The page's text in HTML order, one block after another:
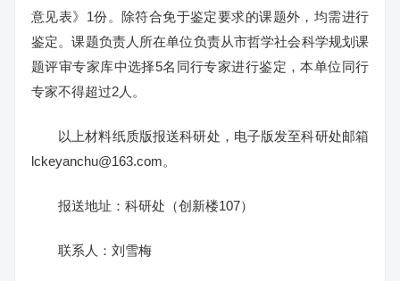
意见表》1份。除符合免于鉴定要求的课题外，均需进行
鉴定。课题负责人所在单位负责从市哲学社会科学规划课
题评审专家库中选择5名同行专家进行鉴定，本单位同行
专家不得超过2人。
以上材料纸质版报送科研处，电子版发至科研处邮箱
lckeyanchu@163.com。
报送地址：科研处（创新楼107）
联系人：刘雪梅